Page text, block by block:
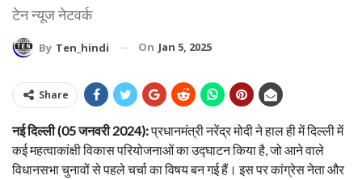
टेन न्यूज नेटवर्क
By Ten_hindi On Jan 5, 2025
Share
नई दिल्ली (05 जनवरी 2024):प्रधानमंत्री नरेंद्र मोदी ने हाल ही में दिल्ली में
कई महत्वाकांक्षी विकास परियोजनाओं का उद्घाटन किया है, जो आने वाले
विधानसभा चुनावों से पहले चर्चा का विषय बन गई हैं। इस पर कांग्रेस नेता और